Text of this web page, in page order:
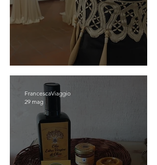
OFFIDA
FrancescaViaggio
29 mag